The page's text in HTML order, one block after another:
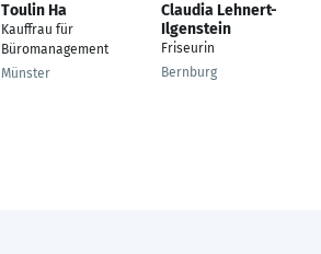
Toulin Ha
Kauffrau für
Büromanagement
Münster
Claudia Lehnert-
Ilgenstein
Friseurin
Bernburg